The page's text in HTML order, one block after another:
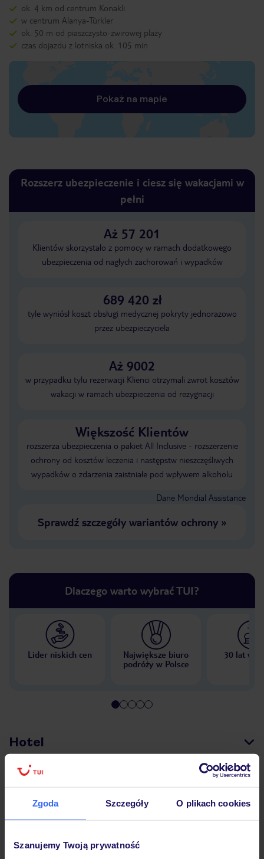
Zgoda Szczegóły O plikach cookies
Szanujemy Twoją prywatność
ok. 4 km od centrum Konakli
w centrum Alanya-Türkler
ok. 50 m od piaszczysto-żwirowej plaży
czas dojazdu z lotniska ok. 105 min
Pokaż na mapie
Rozszerz ubezpieczenie i ciesz się wakacjami w
pełni
Aż 57 201
Klientów skorzystało z pomocy w ramach dodatkowego
ubezpieczenia od nagłych zachorowań i wypadków
689 420 zł
tyle wyniósł koszt obsługi medycznej pokryty jednorazowo
przez ubezpieczyciela
Aż 9002
w przypadku tylu rezerwacji Klienci otrzymali zwrot kosztów
wakacji w ramach ubezpieczenia od rezygnacji
Większość Klientów
rozszerza ubezpieczenia o pakiet All Inclusive - rozszerzenie
ochrony od kosztów leczenia i następstw nieszczęśliwych
wypadków o zdarzenia zaistniałe pod wpływem alkoholu
Dane Mondial Assistance
Sprawdź szczegóły wariantów ochrony»
Dlaczego warto wybrać TUI?
Lider niskich cen
Największe biuro
podróży w Polsce
30 lat w
Hotel
Opinie